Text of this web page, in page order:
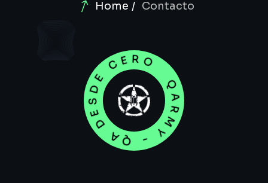
Home Contacto
QARMY - QA DESDE CERO